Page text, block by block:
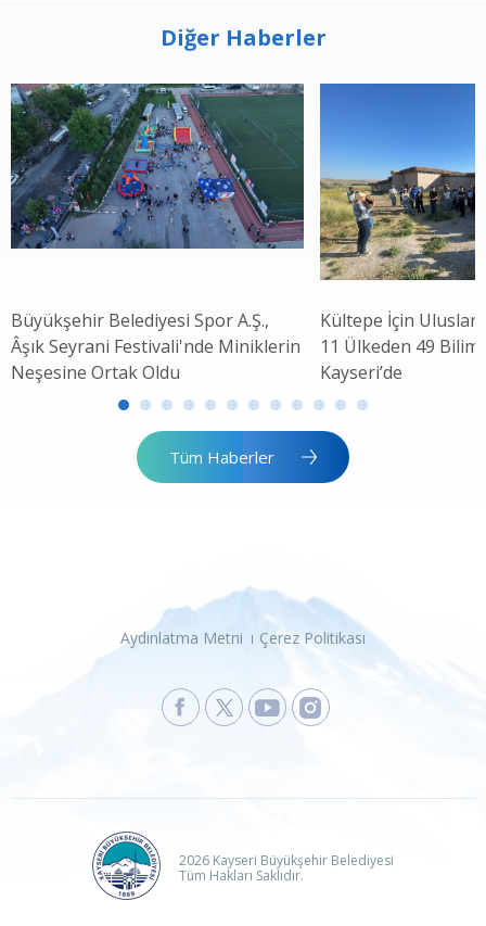
Diğer Haberler
Büyükşehir Belediyesi Spor A.Ş.,
Âşık Seyrani Festivali'nde Miniklerin
Neşesine Ortak Oldu
Kültepe İçin
11 Ülkeden 49 Bilim
Kayseri’de
Tüm Haberler
Aydınlatma Metni Çerez Politikası
2026 Kayseri Büyükşehir Belediyesi
Tüm Hakları Saklıdır.